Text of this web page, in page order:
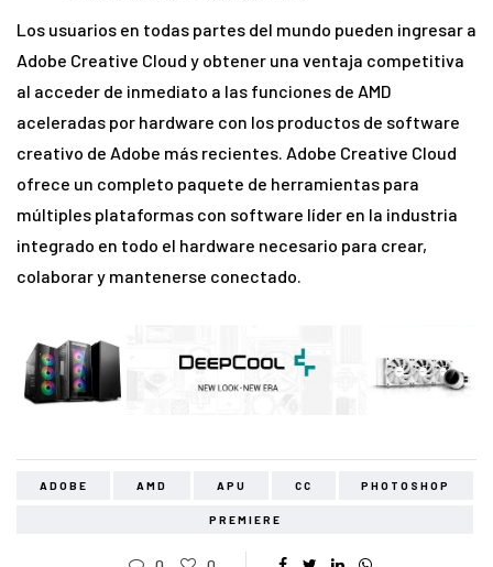
Los usuarios en todas partes del mundo pueden ingresar a
Adobe Creative Cloud y obtener una ventaja competitiva
al acceder de inmediato a las funciones de AMD
aceleradas por hardware con los productos de software
creativo de Adobe más recientes. Adobe Creative Cloud
ofrece un completo paquete de herramientas para
múltiples plataformas con software líder en la industria
integrado en todo el hardware necesario para crear,
colaborar y mantenerse conectado.
ADOBE AMD APU CC PHOTOSHOP
PREMIERE